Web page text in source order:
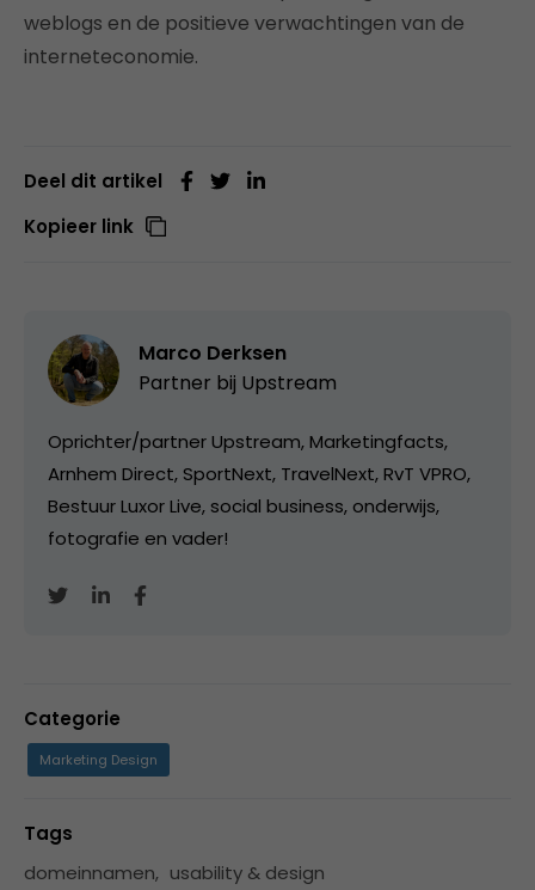
weblogs en de positieve verwachtingen van de
interneteconomie.
Deel dit artikel
Kopieer link
Marco Derksen
Partner bij Upstream
Oprichter/partner Upstream, Marketingfacts,
Arnhem Direct, SportNext, TravelNext, RvT VPRO,
Bestuur Luxor Live, social business, onderwijs,
fotografie en vader!
Categorie
Marketing Design
Tags
domeinnamen, usability & design